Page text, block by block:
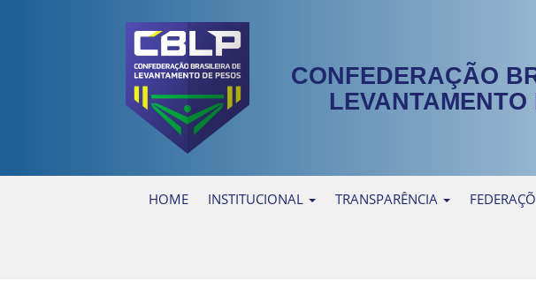
CONFEDERAÇÃO
LEVANTAMENTO
HOME INSTITUCIONAL TRANSPARÊNCIA